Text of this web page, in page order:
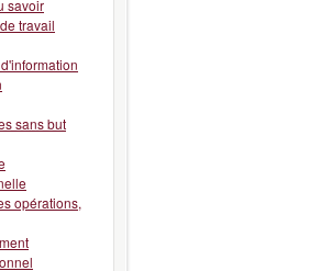
savoir
travail
sans but
opérations,